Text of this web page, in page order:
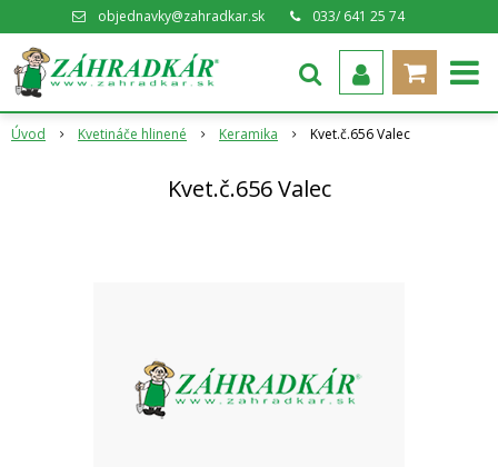
objednavky@zahradkar.sk 033/ 641 25 74
Úvod Kvetináče hlinené Keramika Kvet.č.656 Valec
Kvet.č.656 Valec